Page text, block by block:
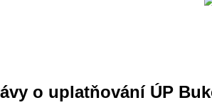
o uplatňování ÚP